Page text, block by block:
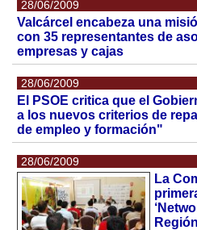
28/06/2009
Valcárcel encabeza una
con 35 representantes de
empresas y cajas
28/06/2009
El PSOE critica que el
a los nuevos criterios de
de empleo y formación"
28/06/2009
La